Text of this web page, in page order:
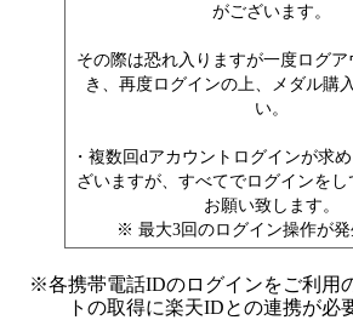
がございます。
その際は恐れ入りますが一度ログ
き、再度ログインの上、メダル購
い。
・複数回dアカウントログインが求
ざいますが、すべてでログインをし
お願い致します。
※ 最大3回のログイン操作が発
※各携帯電話IDのログインをご利用
トの取得に楽天IDとの連携が必